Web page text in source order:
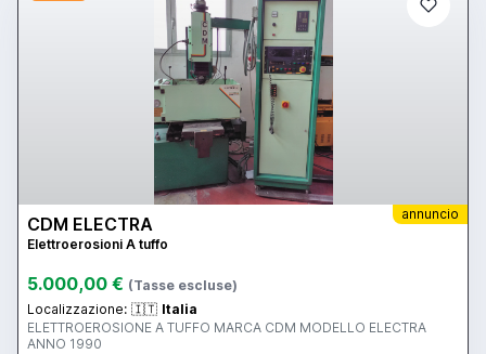
annuncio
CDM ELECTRA
Elettroerosioni A tuffo
5.000,00 € (Tasse escluse)
Localizzazione: 🇮🇹 Italia
ELETTROEROSIONE A TUFFO MARCA CDM MODELLO ELECTRA
ANNO 1990